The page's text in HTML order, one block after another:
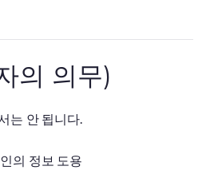
의 의무)
는 안 됩니다.
의 정보 도용